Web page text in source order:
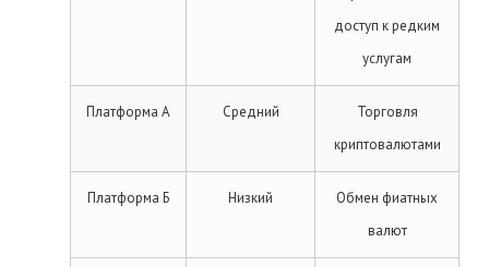
доступ к редким
услугам
Платформа А Средний
Торговля
криптовалютами
Платформа Б Низкий
Обмен фиатных
валют